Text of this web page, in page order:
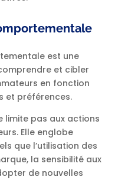
est une
et cibler
en fonction
et préférences.
limite pas aux actions
Elle englobe
que l’utilisation des
la sensibilité aux
de nouvelles